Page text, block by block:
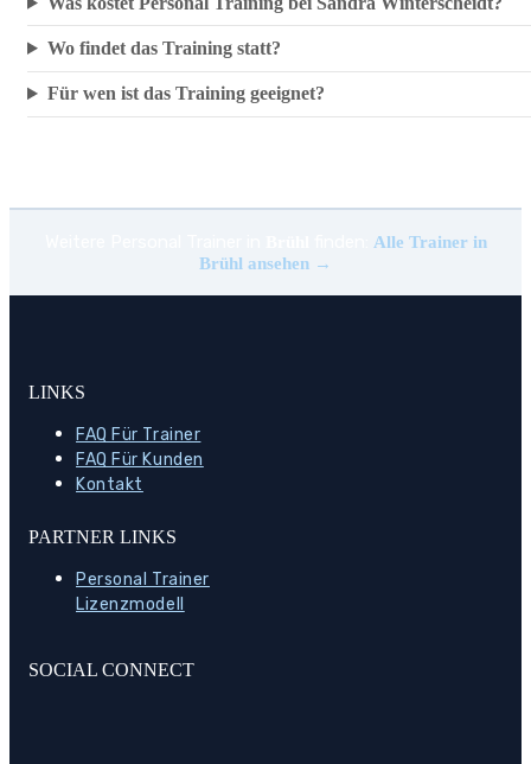
Wo findet das Training statt?
Für wen ist das Training geeignet?
Alle Trainer in
Brühl ansehen →
LINKS
FAQ Für Trainer
FAQ Für Kunden
Kontakt
PARTNER LINKS
Personal Trainer
Lizenzmodell
SOCIAL CONNECT